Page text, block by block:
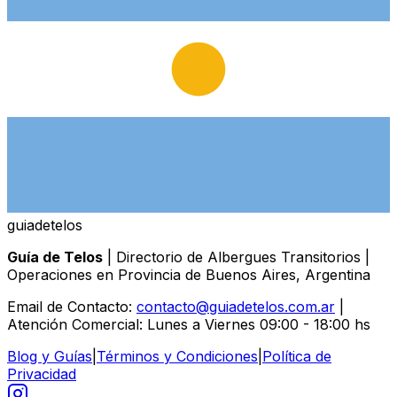
guiadetelos
Guía de Telos | Directorio de Albergues Transitorios |
Operaciones en Provincia de Buenos Aires, Argentina
Email de Contacto: contacto@guiadetelos.com.ar
Atención Comercial: Lunes a Viernes 09:00 - 18:00 hs
Blog y Guías Términos y Condiciones Política de
Privacidad